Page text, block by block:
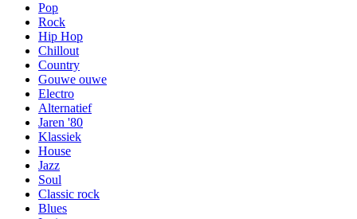
Pop
Rock
Hip Hop
Chillout
Country
Gouwe ouwe
Electro
Alternatief
Jaren '80
Klassiek
House
Jazz
Soul
Classic rock
Blues